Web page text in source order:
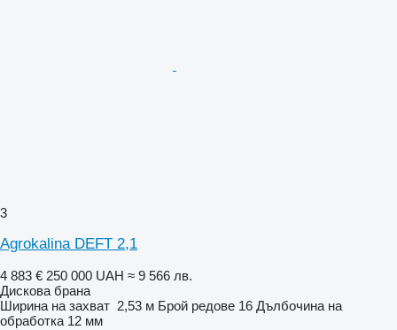
3
Agrokalina DEFT 2,1
4 883 € 250 000 UAH ≈ 9 566 лв.
Дискова брана
Ширина на захват 2,53 м Брой редове 16 Дълбочина на
обработка 12 мм